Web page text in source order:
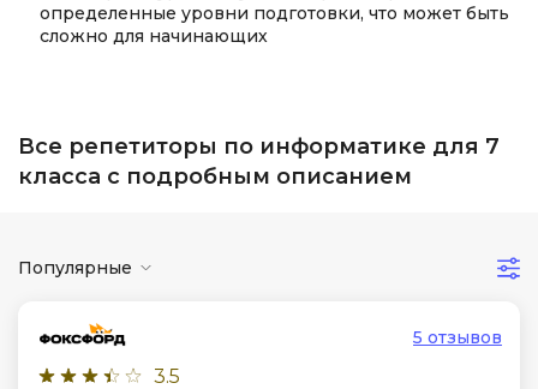
определенные уровни подготовки, что может быть
сложно для начинающих
Все репетиторы по информатике для 7
класса с подробным описанием
Популярные
3.5
5 отзывов